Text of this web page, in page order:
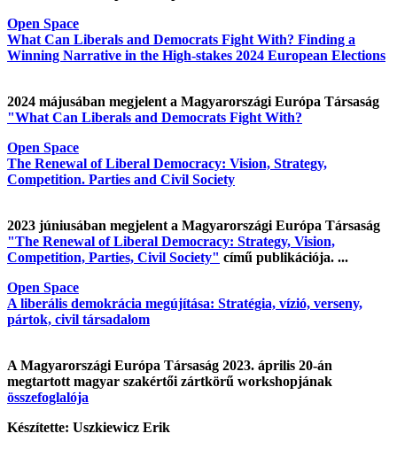
Open Space
What Can Liberals and Democrats Fight With? Finding a
Winning Narrative in the High-stakes 2024 European Elections
2024 májusában megjelent a Magyarországi Európa Társaság
"What Can Liberals and Democrats Fight With?
Open Space
The Renewal of Liberal Democracy: Vision, Strategy,
Competition. Parties and Civil Society
2023 júniusában megjelent a Magyarországi Európa Társaság
"The Renewal of Liberal Democracy: Strategy, Vision,
Competition, Parties, Civil Society" című publikációja. ...
Open Space
A liberális demokrácia megújítása: Stratégia, vízió, verseny,
pártok, civil társadalom
A Magyarországi Európa Társaság 2023. április 20-án
megtartott magyar szakértői zártkörű workshopjának
összefoglalója
Készítette: Uszkiewicz Erik